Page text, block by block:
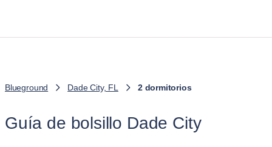
Blueground Dade City, FL 2 dormitorios
Guía de bolsillo Dade City